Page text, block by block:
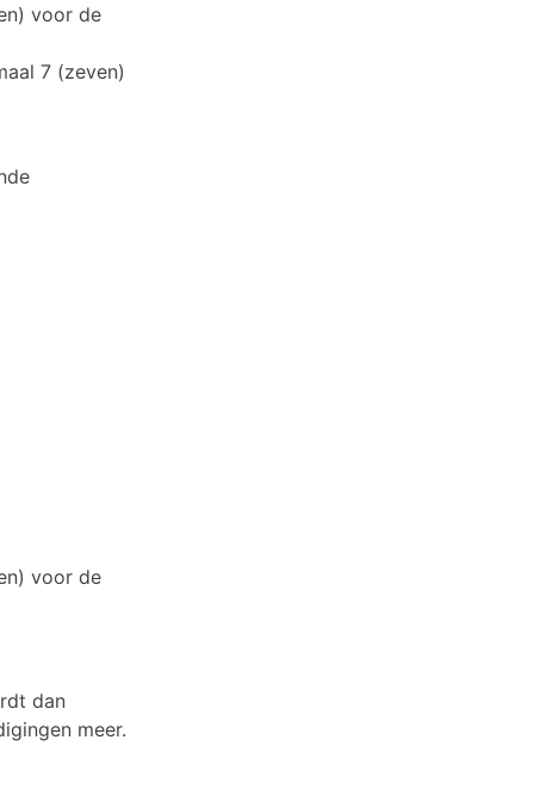
voor de
7 (zeven)
voor de
dan
meer.